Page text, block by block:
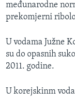
međunarodne
prekomjerni
U vodama Južne
su do opasnih
2011. godine.
U korejskinm